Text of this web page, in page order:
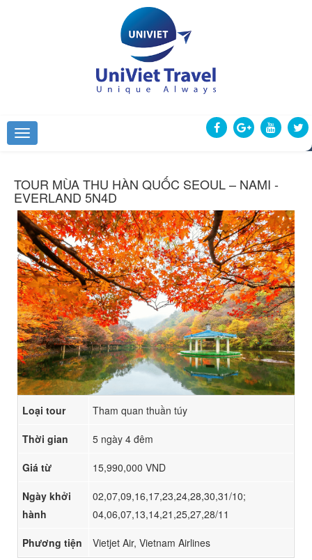
TOUR MÙA THU HÀN QUỐC SEOUL – NAMI -
EVERLAND 5N4D
Loại tour Tham quan thuần túy
Thời gian 5 ngày 4 đêm
Giá từ 15,990,000 VND
Ngày khởi
hành
02,07,09,16,17,23,24,28,30,31/10;
04,06,07,13,14,21,25,27,28/11
Phương tiện Vietjet Air, Vietnam Airlines